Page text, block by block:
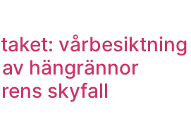
vårbesiktning
hängrännor
skyfall